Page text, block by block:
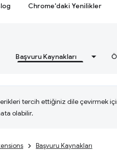
Chrome'daki Yenilikler
Başvuru Kaynakları
tercih ettiğiniz dile çevirmek
olabilir.
Başvuru Kaynakları